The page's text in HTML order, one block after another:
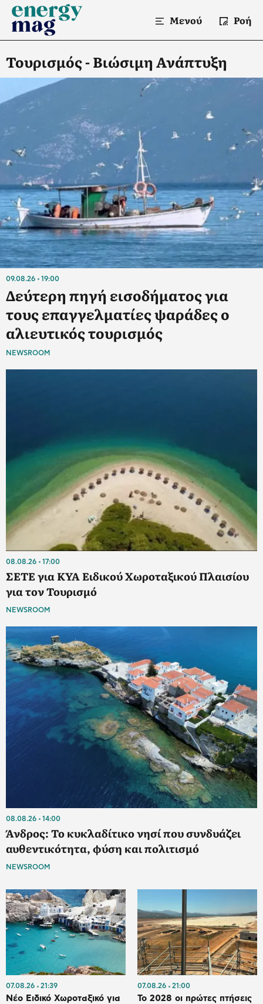
Μενού Ροή
Τουρισμός - Βιώσιμη Ανάπτυξη
09.08.26 19:00
Δεύτερη πηγή εισοδήματος για
τους επαγγελματίες ψαράδες ο
αλιευτικός τουρισμός
NEWSROOM
08.08.26 17:00
ΣΕΤΕ για ΚΥΑ Ειδικού Χωροταξικού Πλαισίου
για τον Τουρισμό
NEWSROOM
08.08.26 14:00
Άνδρος: Το κυκλαδίτικο νησί που συνδυάζει
αυθεντικότητα, φύση και πολιτισμό
NEWSROOM
07.08.26 21:39
Νέο Ειδικό Χωροταξικό για
07.08.26 21:00
Το 2028 οι πρώτες πτήσεις